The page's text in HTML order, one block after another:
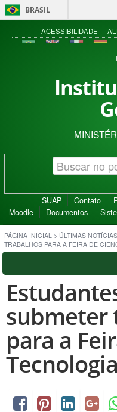
BRASIL
ACESSIBILIDADE
SUAP Contato
Moodle
Documentos
PÁGINA INICIAL > ÚLTIMAS
TRABALHOS PARA A FEIRA DE
submeter
para a
Tecnologia